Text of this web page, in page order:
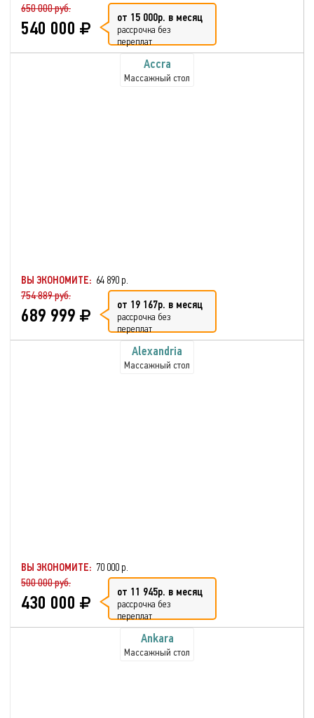
650 000 руб.
540 000 от 15 000р. в месяц
рассрочка без
переплат
Accra
Массажный стол
ВЫ ЭКОНОМИТЕ: 64 890 р.
754 889 руб.
689 999 от 19 167р. в месяц
рассрочка без
переплат
Alexandria
Массажный стол
ВЫ ЭКОНОМИТЕ: 70 000 р.
500 000 руб.
430 000 от 11 945р. в месяц
рассрочка без
переплат
Ankara
Массажный стол